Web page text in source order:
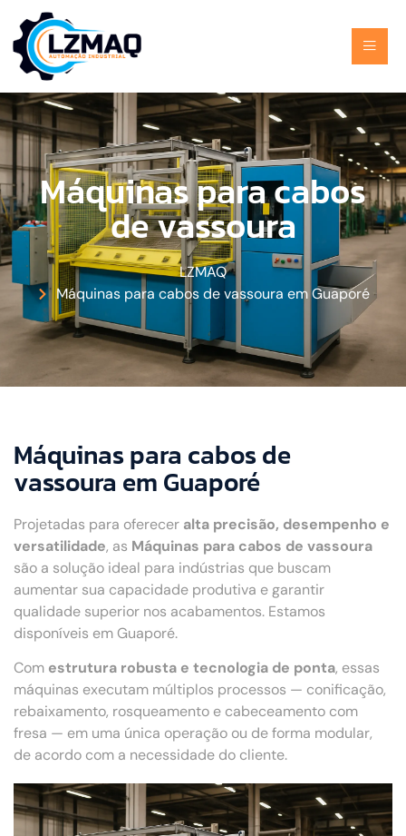
Máquinas para cabos
de vassoura
LZMAQ
Máquinas para cabos de vassoura em Guaporé
Máquinas para cabos de
vassoura em Guaporé
Projetadas para oferecer alta precisão, desempenho e
versatilidade, as Máquinas para cabos de vassoura
são a solução ideal para indústrias que buscam
aumentar sua capacidade produtiva e garantir
qualidade superior nos acabamentos. Estamos
disponíveis em Guaporé.
Com estrutura robusta e tecnologia de ponta, essas
máquinas executam múltiplos processos — conificação,
rebaixamento, rosqueamento e cabeceamento com
fresa — em uma única operação ou de forma modular,
de acordo com a necessidade do cliente.